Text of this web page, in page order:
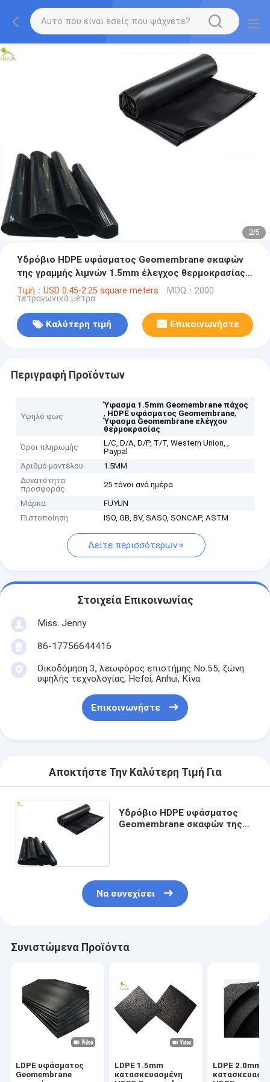
2/5
Υδρόβιο HDPE υφάσματος Geomembrane σκαφών
της γραμμής λιμνών 1.5mm έλεγχος θερμοκρασίας
πάχους
Τιμή：USD 0.45-2.25 square meters MOQ：2000
τετραγωνικά μέτρα
Καλύτερη τιμή Επικοινωνήστε
Περιγραφή Προϊόντων
Υψηλό φως
Ύφασμα 1.5mm Geomembrane πάχος
, HDPE υφάσματος Geomembrane,
Ύφασμα Geomembrane ελέγχου
θερμοκρασίας
Όροι πληρωμής
L/C, D/A, D/P, T/T, Western Union, ,
Paypal
Αριθμό μοντέλου
1.5MM
Δυνατότητα
προσφοράς
25 τόνοι ανά ημέρα
Μάρκα
FUYUN
Πιστοποίηση
ISO, GB, BV, SASO, SONCAP, ASTM
Δείτε περισσότερων
Στοιχεία Επικοινωνίας
Miss. Jenny
86-17756644416
Οικοδόμηση 3, λεωφόρος επιστήμης No.55, ζώνη
υψηλής τεχνολογίας, Hefei, Anhui, Κίνα
Επικοινωνήστε
Αποκτήστε Την Καλύτερη Τιμή Για
Υδρόβιο HDPE υφάσματος
Geomembrane σκαφών της
Να συνεχίσει
Συνιστώμενα Προϊόντα
LDPE υφάσματος
Geomembrane
LDPE 1.5mm
κατασκευασμένη
LDPE 2.0mm